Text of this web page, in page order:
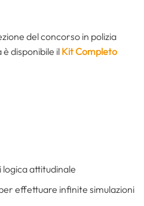
del concorso in polizia
disponibile il Kit Completo
attitudinale
effettuare infinite simulazioni